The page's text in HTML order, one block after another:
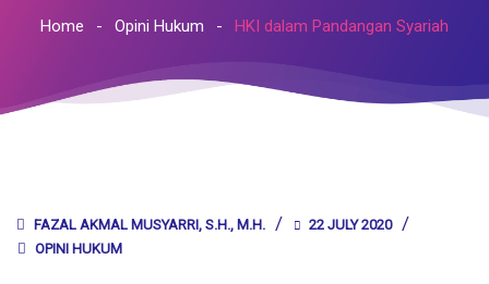
Home Opini Hukum HKI dalam Pandangan Syariah
FAZAL AKMAL MUSYARRI, S.H., M.H.
22 JULY 2020
OPINI HUKUM